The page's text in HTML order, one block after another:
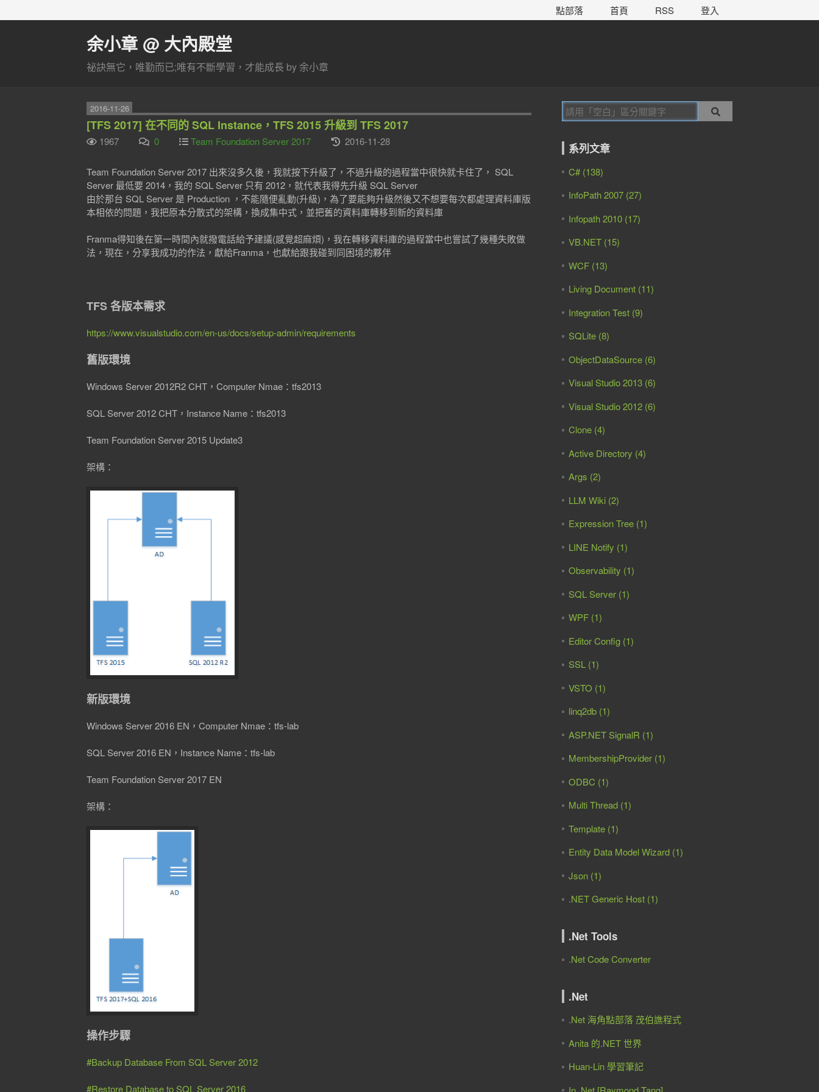
點部落 首頁 RSS 登入
余小章 @ 大內殿堂
祕訣無它，唯勤而已;唯有不斷學習，才能成長 by 余小章
2016-11-26
[TFS 2017] 在不同的 SQL Instance，TFS 2015 升級到 TFS 2017
1967 0 Team Foundation Server 2017 2016-11-28
Team Foundation Server 2017 出來沒多久後，我就按下升級了，不過升級的過程當中很快就卡住了， SQL
Server 最低要 2014，我的 SQL Server 只有 2012，就代表我得先升級 SQL Server
由於那台 SQL Server 是 Production ，不能隨便亂動(升級)，為了要能夠升級然後又不想要每次都處理資料庫版
本相依的問題，我把原本分散式的架構，換成集中式，並把舊的資料庫轉移到新的資料庫
Franma得知後在第一時間內就撥電話給予建議(感覺超麻煩)，我在轉移資料庫的過程當中也嘗試了幾種失敗做
法，現在，分享我成功的作法，獻給Franma，也獻給跟我碰到同困境的夥伴
TFS 各版本需求
https://www.visualstudio.com/en-us/docs/setup-admin/requirements
舊版環境
Windows Server 2012R2 CHT，Computer Nmae：tfs2013
SQL Server 2012 CHT，Instance Name：tfs2013
Team Foundation Server 2015 Update3
架構：
新版環境
Windows Server 2016 EN，Computer Nmae：tfs-lab
SQL Server 2016 EN，Instance Name：tfs-lab
Team Foundation Server 2017 EN
架構：
操作步驟
#Backup Database From SQL Server 2012
#Restore Database to SQL Server 2016
系列文章
C# (138)
InfoPath 2007 (27)
Infopath 2010 (17)
VB.NET (15)
WCF (13)
Living Document (11)
Integration Test (9)
SQLite (8)
ObjectDataSource (6)
Visual Studio 2013 (6)
Visual Studio 2012 (6)
Clone (4)
Active Directory (4)
Args (2)
LLM Wiki (2)
Expression Tree (1)
LINE Notify (1)
Observability (1)
SQL Server (1)
WPF (1)
Editor Config (1)
SSL (1)
VSTO (1)
linq2db (1)
ASP.NET SignalR (1)
MembershipProvider (1)
ODBC (1)
Multi Thread (1)
Template (1)
Entity Data Model Wizard (1)
Json (1)
.NET Generic Host (1)
.Net Tools
.Net Code Converter
.Net
.Net 海角點部落 茂伯譙程式
Anita 的.NET 世界
Huan-Lin 學習筆記